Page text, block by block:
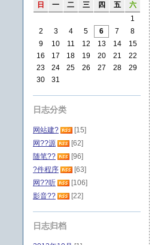
日 一 二 三 四 五
六
1
2
3 4 5 6 7
8
9
10 11 12 13 14
15
16
17 18 19 20 21
22
23
24 25 26 27 28
29
30
31
日志分类
网站建?
[15]
网??源
[62]
随笔??
[96]
?件程序
[63]
网??听
[106]
影音??
[22]
日志归档